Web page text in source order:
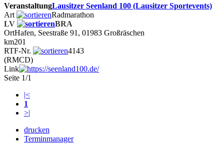
VeranstaltungLausitzer Seenland 100 (Lausitzer Sportevents)
Art
Radmarathon
LV
BRA
OrtHafen, Seestraße 91, 01983 Großräschen
km201
RTF-Nr.
4143
(RMCD)
Link
Seite 1/1
|<
1
>|
drucken
Terminmanager